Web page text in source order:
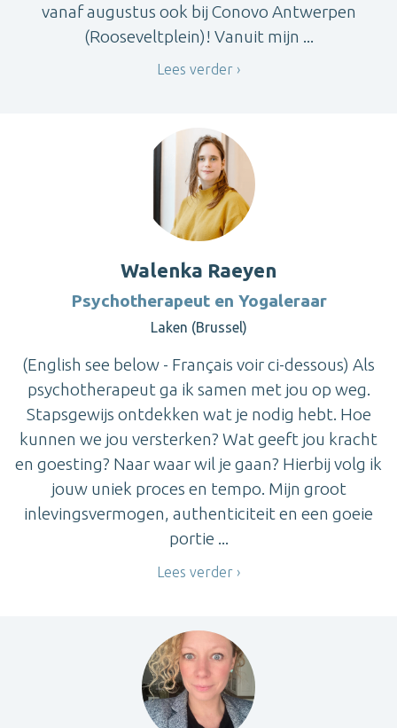
vanaf augustus ook bij Conovo Antwerpen
(Rooseveltplein)! Vanuit mijn ...
Lees verder
Walenka Raeyen
Psychotherapeut en Yogaleraar
Laken (Brussel)
(English see below - Français voir ci-dessous) Als
psychotherapeut ga ik samen met jou op weg.
Stapsgewijs ontdekken wat je nodig hebt. Hoe
kunnen we jou versterken? Wat geeft jou kracht
en goesting? Naar waar wil je gaan? Hierbij volg ik
jouw uniek proces en tempo. Mijn groot
inlevingsvermogen, authenticiteit en een goeie
portie ...
Lees verder